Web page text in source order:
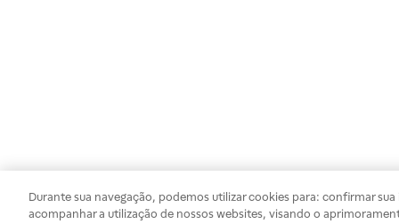
Durante sua navegação, podemos utilizar cookies para: confirmar
acompanhar a utilização de nossos websites, visando o